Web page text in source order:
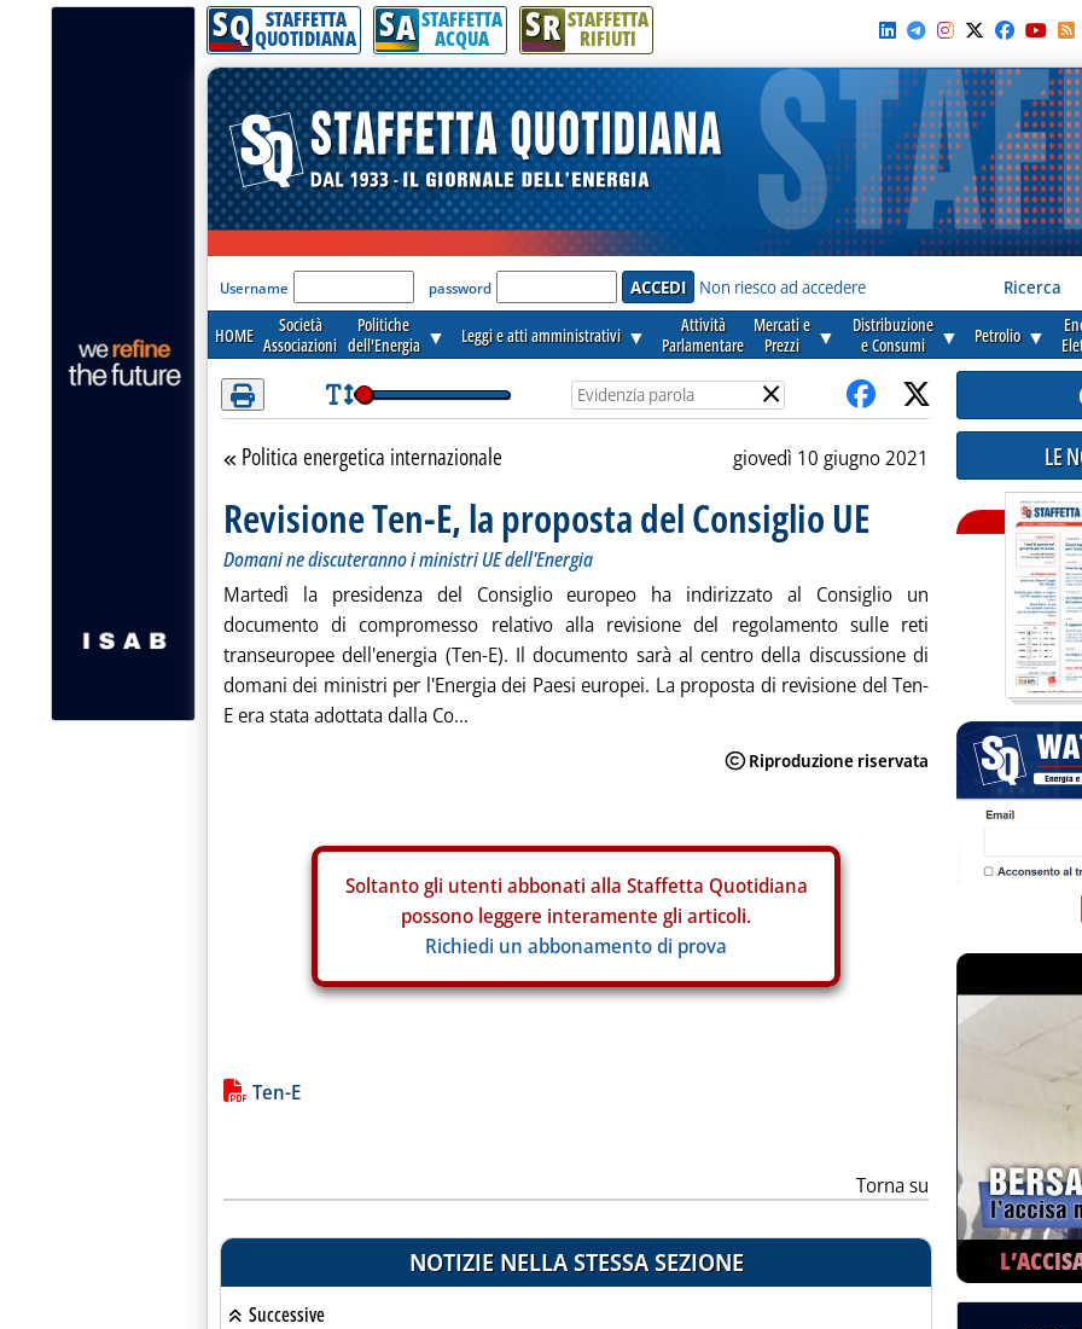
Attenzione! Esegui l'accesso per lèggere interamente la notizia.
SQ STAFFETTA
QUOTIDIANA SA STAFFETTA
ACQUA SR STAFFETTA
RIFIUTI
'Modulo Login per accedere'
Username password Non riesco ad accedere Ricerca
HOME
Società
Associazioni
Politiche
dell'Energia ▼ Leggi e atti amministrativi ▼
Attività
Parlamentare
Mercati e
Prezzi
▼
Distribuzione
e Consumi
▼ Petrolio ▼
×
Torna alla sezione
Politica energetica internazionale giovedì 10 giugno 2021
Revisione Ten-E, la proposta del Consiglio UE
Domani ne discuteranno i ministri UE dell'Energia
Martedì la presidenza del Consiglio europeo ha indirizzato al Consiglio un
documento di compromesso relativo alla revisione del regolamento sulle reti
transeuropee dell'energia (Ten-E). Il documento sarà al centro della discussione di
domani dei ministri per l'Energia dei Paesi europei. La proposta di revisione del Ten-
E era stata adottata dalla Co...
Soltanto gli utenti abbonati alla Staffetta Quotidiana
possono leggere interamente gli articoli.
Richiedi un abbonamento di prova
Lista allegati PDF alla notizia
Ten-E
Torna su
NOTIZIE NELLA STESSA SEZIONE
Successive
LE